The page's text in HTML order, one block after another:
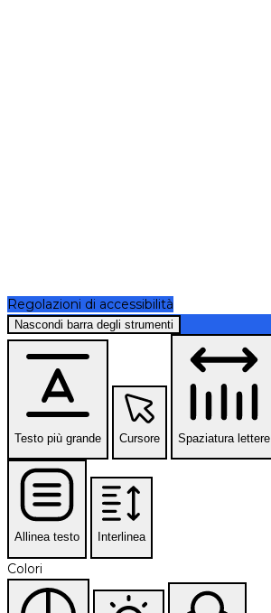
Regolazioni di accessibilità
Nascondi barra degli strumenti
Testo più grande Cursore Spaziatura lettere
Allinea testo Interlinea
Colori